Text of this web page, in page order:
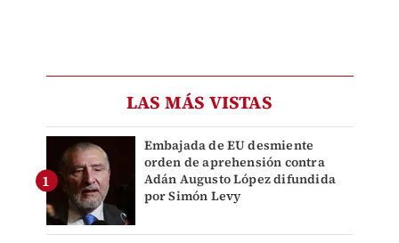
LAS MÁS VISTAS
Embajada de EU desmiente
orden de aprehensión contra
Adán Augusto López difundida
por Simón Levy